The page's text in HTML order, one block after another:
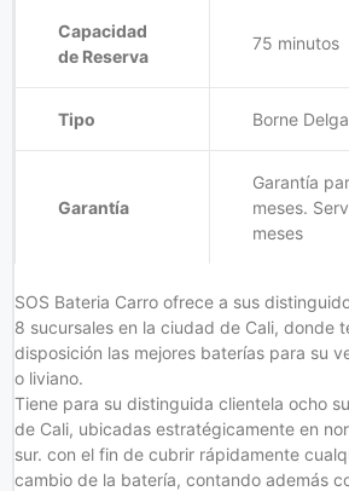
Capacidad
de Reserva
75 minutos
Tipo Borne
Garantía
Garantía
meses.
meses
SOS Bateria Carro ofrece a sus
8 sucursales en la ciudad de Cali, donde
disposición las mejores baterías para su
o liviano.
Tiene para su distinguida clientela ocho
de Cali, ubicadas estratégicamente en
sur. con el fin de cubrir rápidamente
cambio de la batería, contando además